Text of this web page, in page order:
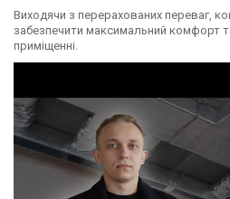
Виходячи з перерахованих переваг,
забезпечити максимальний комфорт
приміщенні.